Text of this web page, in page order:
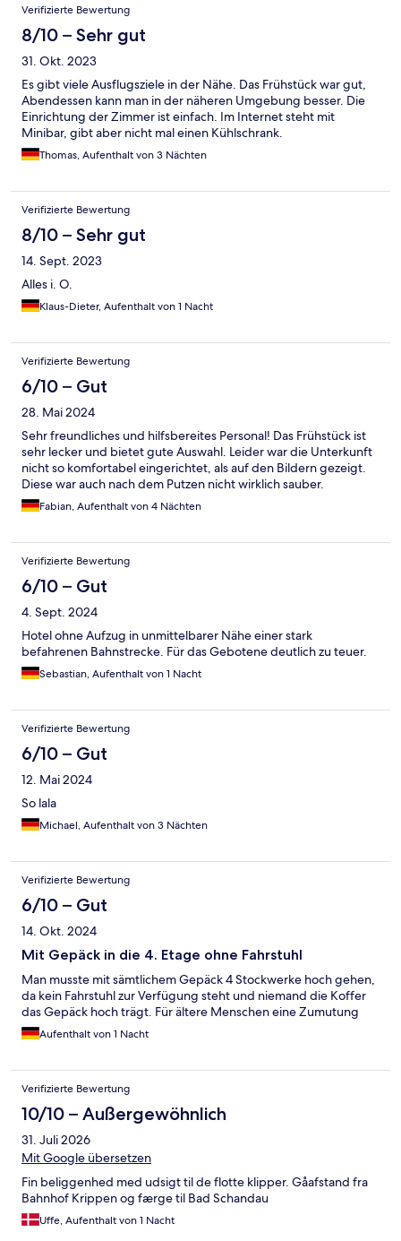
Verifizierte Bewertung
8/10 – Sehr gut
31. Okt. 2023
Es gibt viele Ausflugsziele in der Nähe. Das Frühstück war gut,
Abendessen kann man in der näheren Umgebung besser. Die
Einrichtung der Zimmer ist einfach. Im Internet steht mit
Minibar, gibt aber nicht mal einen Kühlschrank.
Thomas, Aufenthalt von 3 Nächten
Verifizierte Bewertung
8/10 – Sehr gut
14. Sept. 2023
Alles i. O.
Klaus-Dieter, Aufenthalt von 1 Nacht
Verifizierte Bewertung
6/10 – Gut
28. Mai 2024
Sehr freundliches und hilfsbereites Personal! Das Frühstück ist
sehr lecker und bietet gute Auswahl. Leider war die Unterkunft
nicht so komfortabel eingerichtet, als auf den Bildern gezeigt.
Diese war auch nach dem Putzen nicht wirklich sauber.
Fabian, Aufenthalt von 4 Nächten
Verifizierte Bewertung
6/10 – Gut
4. Sept. 2024
Hotel ohne Aufzug in unmittelbarer Nähe einer stark
befahrenen Bahnstrecke. Für das Gebotene deutlich zu teuer.
Sebastian, Aufenthalt von 1 Nacht
Verifizierte Bewertung
6/10 – Gut
12. Mai 2024
So lala
Michael, Aufenthalt von 3 Nächten
Verifizierte Bewertung
6/10 – Gut
14. Okt. 2024
Mit Gepäck in die 4. Etage ohne Fahrstuhl
Man musste mit sämtlichem Gepäck 4 Stockwerke hoch gehen,
da kein Fahrstuhl zur Verfügung steht und niemand die Koffer
das Gepäck hoch trägt. Für ältere Menschen eine Zumutung
Aufenthalt von 1 Nacht
Verifizierte Bewertung
10/10 – Außergewöhnlich
31. Juli 2026
Mit Google übersetzen
Fin beliggenhed med udsigt til de flotte klipper. Gåafstand fra
Bahnhof Krippen og færge til Bad Schandau
Uffe, Aufenthalt von 1 Nacht